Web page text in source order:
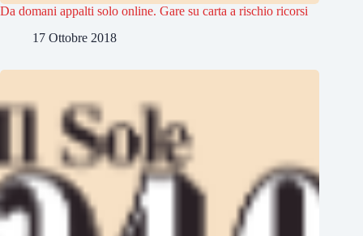
Da domani appalti solo online. Gare su carta a rischio ricorsi
17 Ottobre 2018